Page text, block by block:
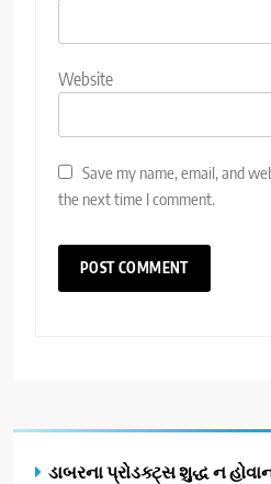
Website
Save my name, email, and
the next time I comment.
ડાબરના પ્રોડક્ટ્સ શુદ્ધ ન